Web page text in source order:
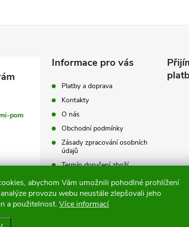
abychom Vám umožnili pohodlné prohlížení
provozu webu neustále zlepšovali jeho
a použitelnost. Více informací
pom
Informace pro vás
Platby a doprava
Kontakty
O nás
Obchodní podmínky
Zásady zpracování osobních
údajů
Termín doručení zboží
Výměna a vrácení zboží
Tabulky velikostí